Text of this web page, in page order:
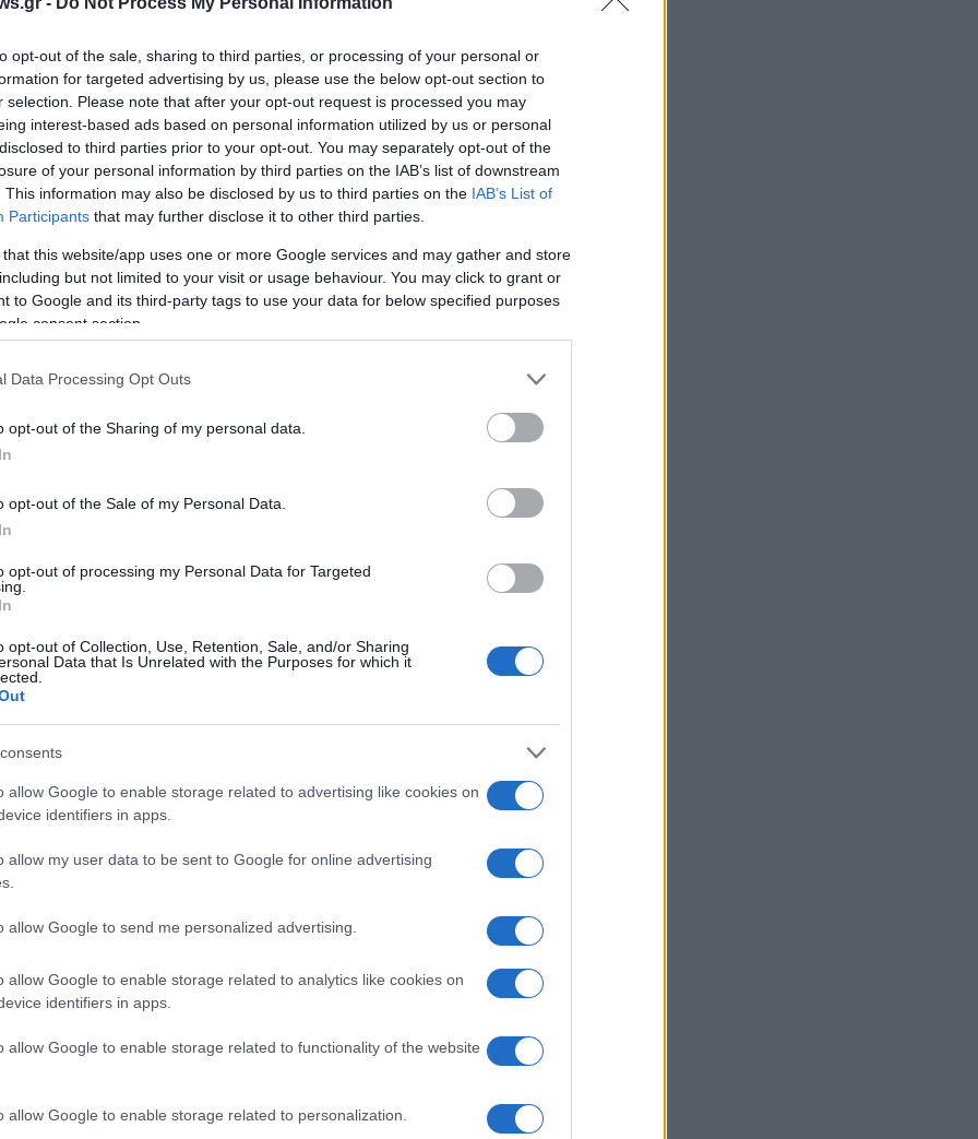
opt-out of the sale, sharing to third parties, or processing of your personal or
for targeted advertising by us, please use the below opt-out section to
selection. Please note that after your opt-out request is processed you may
interest-based ads based on personal information utilized by us or personal
to third parties prior to your opt-out. You may separately opt-out of the
of your personal information by third parties on the IAB’s list of downstream
This information may also be disclosed by us to third parties on the IAB’s List of
Participants that may further disclose it to other third parties.
that this website/app uses one or more Google services and may gather and store
but not limited to your visit or usage behaviour. You may click to grant or
to Google and its third-party tags to use your data for below specified purposes
consent section.
Data Processing Opt Outs
opt-out of the Sharing of my personal data.
opt-out of the Sale of my Personal Data.
opt-out of processing my Personal Data for Targeted
opt-out of Collection, Use, Retention, Sale, and/or Sharing
Data that Is Unrelated with the Purposes for which it
allow Google to enable storage related to advertising like cookies on
identifiers in apps.
allow my user data to be sent to Google for online advertising
allow Google to send me personalized advertising.
allow Google to enable storage related to analytics like cookies on
identifiers in apps.
allow Google to enable storage related to functionality of the website
allow Google to enable storage related to personalization.
με πιθανές απώλειες σε εμβληματικούς
και το Λάμπεθ, να ενδέχεται να
προεκλογικής εκστρατείας στο βόρειο Λονδίνο, 6
δείχνουν σημάδια ανάκαμψης. Υπό την
κόμμα εξακολουθεί να αναζητά σταθερό
με τους αναλυτές να προβλέπουν
συσπείρωσης της εκλογικής του βάσης
φαίνεται να κεφαλαιοποιούν τη
Reform UK του Νάιτζελ Φάρατζ
σε αστικά κέντρα και
Δημοκράτες επιχειρούν να
από τα δύο μεγάλα κόμματα.